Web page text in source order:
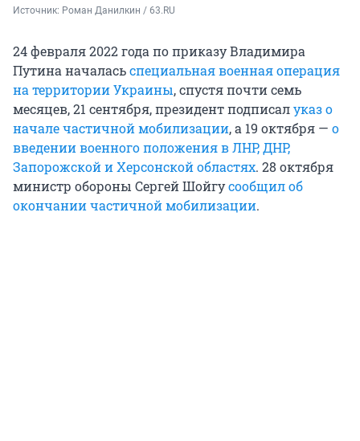
Источник: Роман Данилкин / 63.RU
24 февраля 2022 года по приказу Владимира
Путина началасьспециальная военная операция
на территории Украины, спустя почти семь
месяцев, 21 сентября, президент подписалуказ о
начале частичной мобилизации, а 19 октября — о
введении военного положения в ЛНР, ДНР,
Запорожской и Херсонской областях. 28 октября
министр обороны Сергей Шойгусообщил об
окончании частичной мобилизации.